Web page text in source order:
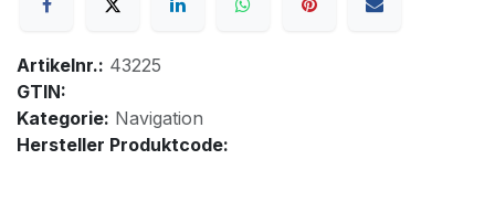
Artikelnr.: 43225
GTIN:
Kategorie: Navigation
Hersteller Produktcode: